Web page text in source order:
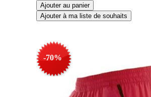
-70%